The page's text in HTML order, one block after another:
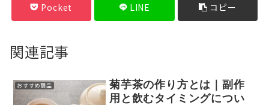
Pocket LINE コピー
関連記事
おすすめ商品
菊芋茶の作り方とは｜副作
用と飲むタイミングについ